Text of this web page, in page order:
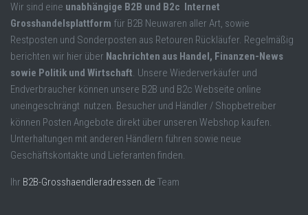
Wir sind eine unabhängige B2B und B2c Internet
Grosshandelsplattform für B2B Neuwaren aller Art, sowie
Restposten und Sonderposten aus Retouren Rückläufer. Regelmäßig
berichten wir hier über Nachrichten aus Handel, Finanzen-News
sowie Politik und Wirtschaft. Unsere Wiederverkäufer und
Endverbraucher können unsere B2B und B2c Webseite online
uneingeschrängt nutzen. Besucher und Händler / Shopbetreiber
können Posten Angebote direkt über unseren Webshop kaufen.
Unterhaltungen mit anderen Händlern führen sowie neue
Geschäftskontakte und Lieferanten finden.
Ihr B2B-Grosshaendleradressen.de Team